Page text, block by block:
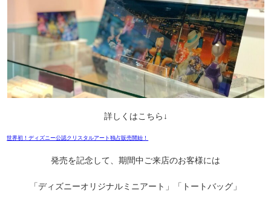
詳しくはこちら↓
世界初！ディズニー公認クリスタルアート独占販売開始！
発売を記念して、期間中ご来店のお客様には
「ディズニーオリジナルミニアート」「トートバッグ」